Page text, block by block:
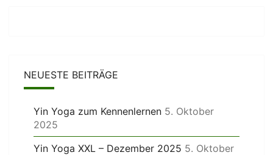
NEUESTE BEITRÄGE
Yin Yoga zum Kennenlernen 5. Oktober
2025
Yin Yoga XXL – Dezember 2025 5. Oktober